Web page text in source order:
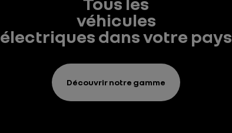
véhicules
électriques dans votre pays
Découvrir notre gamme